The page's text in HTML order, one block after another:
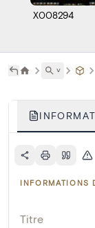
X008294
˅
INFORMATIONS
Titre